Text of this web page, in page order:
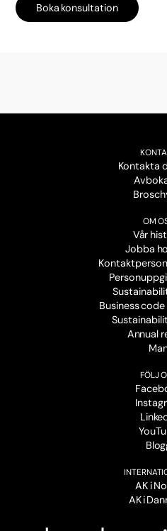
Boka konsultation
Kontakta
OM
Vår
Jobba
Business
Annual
FÖLJ
AK i
AK i